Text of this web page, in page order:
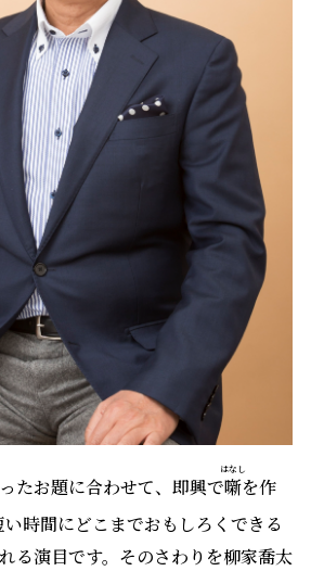
たお題に合わせて、即興で噺
はなし
を作
い時間にどこまでおもしろくできる
る演目です。そのさわりを柳家喬太